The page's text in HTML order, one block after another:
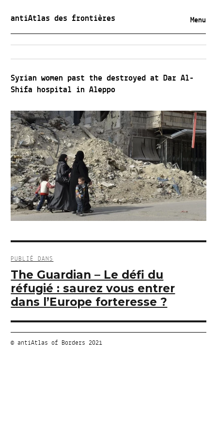
antiAtlas des frontières Menu
Syrian women past the destroyed at Dar Al-
Shifa hospital in Aleppo
Navigation
de
l’article
PUBLIÉ DANS
The Guardian – Le défi du
réfugié : saurez vous entrer
dans l’Europe forteresse ?
© antiAtlas of Borders 2021